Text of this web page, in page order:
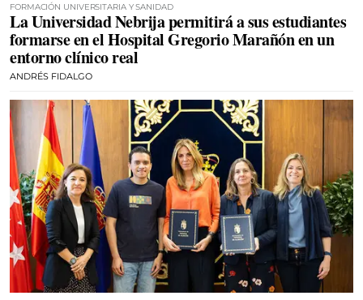
FORMACIÓN UNIVERSITARIA Y SANIDAD
La Universidad Nebrija permitirá a sus estudiantes
formarse en el Hospital Gregorio Marañón en un
entorno clínico real
ANDRÉS FIDALGO